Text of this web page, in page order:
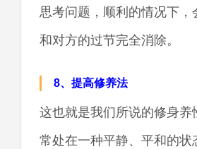
思考问题，顺利的情况下，
和对方的过节完全消除。
8、提高修养法
这也就是我们所说的修身养
常处在一种平静、平和的状